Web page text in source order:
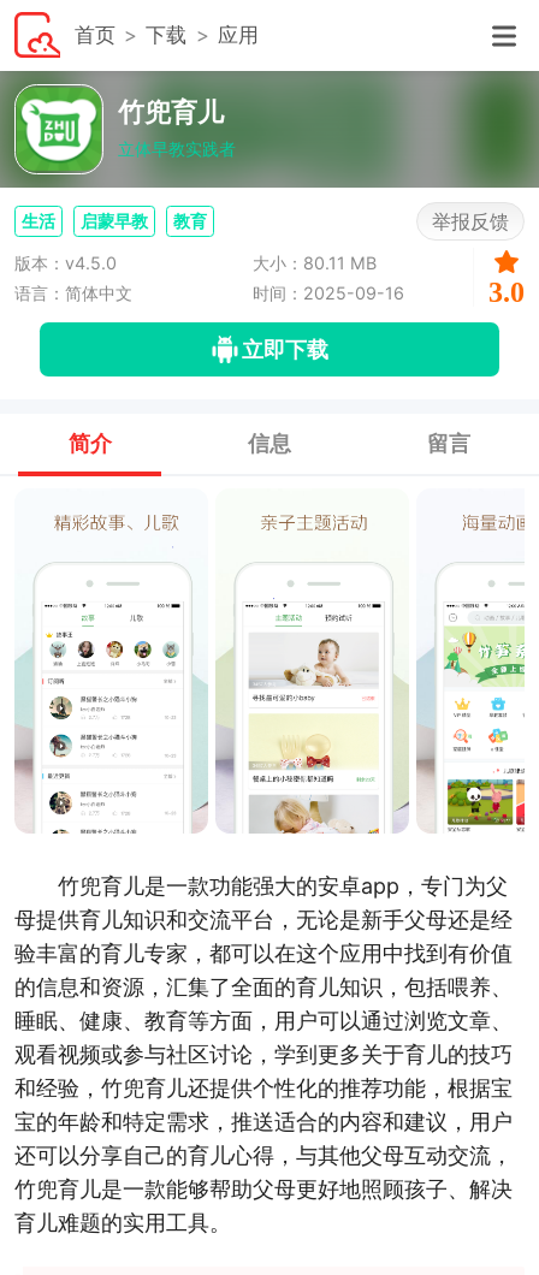
首页 下载 应用
竹兜育儿
立体早教实践者
生活 启蒙早教 教育 举报反馈
版本：v4.5.0
大小：80.11 MB
语言：简体中文
时间：2025-09-16 3.0
立即下载
简介 信息 留言
竹兜育儿是一款功能强大的安卓app，专门为父
母提供育儿知识和交流平台，无论是新手父母还是经
验丰富的育儿专家，都可以在这个应用中找到有价值
的信息和资源，汇集了全面的育儿知识，包括喂养、
睡眠、健康、教育等方面，用户可以通过浏览文章、
观看视频或参与社区讨论，学到更多关于育儿的技巧
和经验，竹兜育儿还提供个性化的推荐功能，根据宝
宝的年龄和特定需求，推送适合的内容和建议，用户
还可以分享自己的育儿心得，与其他父母互动交流，
竹兜育儿是一款能够帮助父母更好地照顾孩子、解决
育儿难题的实用工具。